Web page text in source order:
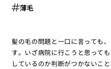
薄毛
髪の毛の問題と一口に言っても
す。いざ病院に行こうと思って
しているのか判断がつかないこ